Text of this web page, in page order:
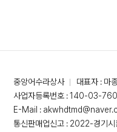
중앙어수라상사
대표자 : 마
사업자등록번호 : 140-03-
E-Mail :
통신판매업신고 : 2022-경기